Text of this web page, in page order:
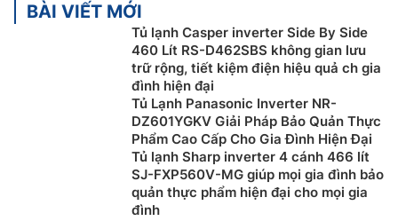
BÀI VIẾT MỚI
Tủ lạnh Casper inverter Side By Side
460 Lít RS-D462SBS không gian lưu
trữ rộng, tiết kiệm điện hiệu quả ch gia
đình hiện đại
Tủ Lạnh Panasonic Inverter NR-
DZ601YGKV Giải Pháp Bảo Quản Thực
Phẩm Cao Cấp Cho Gia Đình Hiện Đại
Tủ lạnh Sharp inverter 4 cánh 466 lít
SJ-FXP560V-MG giúp mọi gia đình bảo
quản thực phẩm hiện đại cho mọi gia
đình